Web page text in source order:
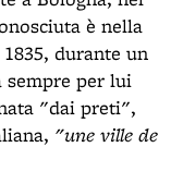
è nella
durante un
sempre per lui
"dai preti",
"une ville de